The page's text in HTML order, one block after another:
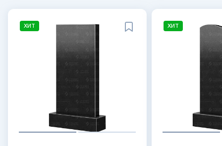
ХИТ ХИТ